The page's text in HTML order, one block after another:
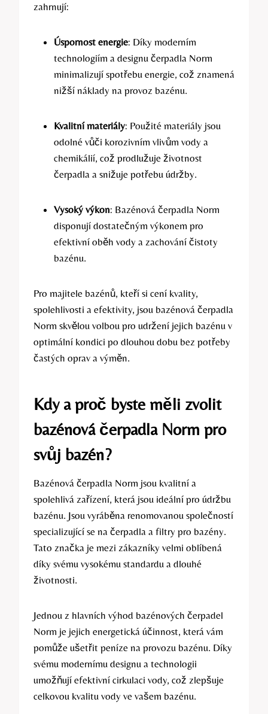
zahrnují:
Úspornost energie: Díky moderním
technologiím a designu čerpadla Norm
minimalizují spotřebu energie, což znamená
nižší náklady na provoz bazénu.
Kvalitní materiály: Použité materiály jsou
odolné vůči korozivním vlivům vody a
chemikálií, což prodlužuje životnost
čerpadla a snižuje potřebu údržby.
Vysoký výkon: Bazénová čerpadla Norm
disponují dostatečným výkonem pro
efektivní oběh vody a zachování čistoty
bazénu.
Pro majitele bazénů, kteří si cení kvality,
spolehlivosti a efektivity, jsou bazénová čerpadla
Norm skvělou volbou pro udržení jejich bazénu v
optimální kondici po dlouhou dobu bez potřeby
častých oprav a výměn.
Kdy a proč byste měli zvolit
bazénová čerpadla Norm pro
svůj bazén?
Bazénová čerpadla Norm jsou kvalitní a
spolehlivá zařízení, která jsou ideální pro údržbu
bazénu. Jsou vyráběna renomovanou společností
specializující se na čerpadla a filtry pro bazény.
Tato značka je mezi zákazníky velmi oblíbená
díky svému vysokému standardu a dlouhé
životnosti.
Jednou z hlavních výhod bazénových čerpadel
Norm je jejich energetická účinnost, která vám
pomůže ušetřit peníze na provozu bazénu. Díky
svému modernímu designu a technologii
umožňují efektivní cirkulaci vody, což zlepšuje
celkovou kvalitu vody ve vašem bazénu.